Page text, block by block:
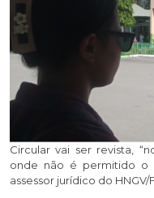
Circular vai ser revista,
onde não é permitido o
assessor jurídico do